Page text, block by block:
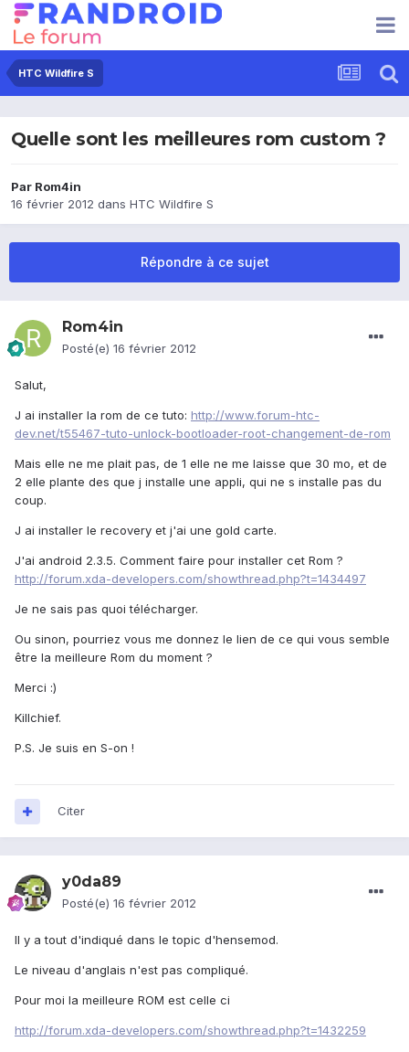
HTC Wildfire S
Quelle sont les meilleures rom custom ?
Par Rom4in
16 février 2012 dans HTC Wildfire S
Répondre à ce sujet
Rom4in
Posté(e) 16 février 2012
Salut,
J ai installer la rom de ce tuto: http://www.forum-htc-
dev.net/t55467-tuto-unlock-bootloader-root-changement-de-rom
Mais elle ne me plait pas, de 1 elle ne me laisse que 30 mo, et de
2 elle plante des que j installe une appli, qui ne s installe pas du
coup.
J ai installer le recovery et j'ai une gold carte.
J'ai android 2.3.5. Comment faire pour installer cet Rom ?
http://forum.xda-developers.com/showthread.php?t=1434497
Je ne sais pas quoi télécharger.
Ou sinon, pourriez vous me donnez le lien de ce qui vous semble
être la meilleure Rom du moment ?
Merci :)
Killchief.
P.S. Je suis en S-on !
Citer
y0da89
Posté(e) 16 février 2012
Il y a tout d'indiqué dans le topic d'hensemod.
Le niveau d'anglais n'est pas compliqué.
Pour moi la meilleure ROM est celle ci
http://forum.xda-developers.com/showthread.php?t=1432259